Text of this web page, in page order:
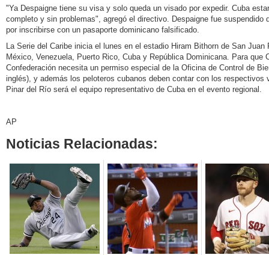
"Ya Despaigne tiene su visa y solo queda un visado por expedir. Cuba
completo y sin problemas", agregó el directivo. Despaigne fue suspendido
por inscribirse con un pasaporte dominicano falsificado.
La Serie del Caribe inicia el lunes en el estadio Hiram Bithorn de San
México, Venezuela, Puerto Rico, Cuba y República Dominicana. Para que
Confederación necesita un permiso especial de la Oficina de Control de
inglés), y además los peloteros cubanos deben contar con los
Pinar del Río será el equipo representativo de Cuba en el evento regional.
AP
Noticias Relacionadas: